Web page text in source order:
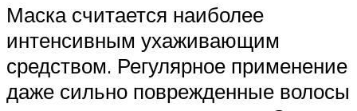
Маска считается наиболее
интенсивным ухаживающим
средством. Регулярное применение
даже сильно поврежденные волосы